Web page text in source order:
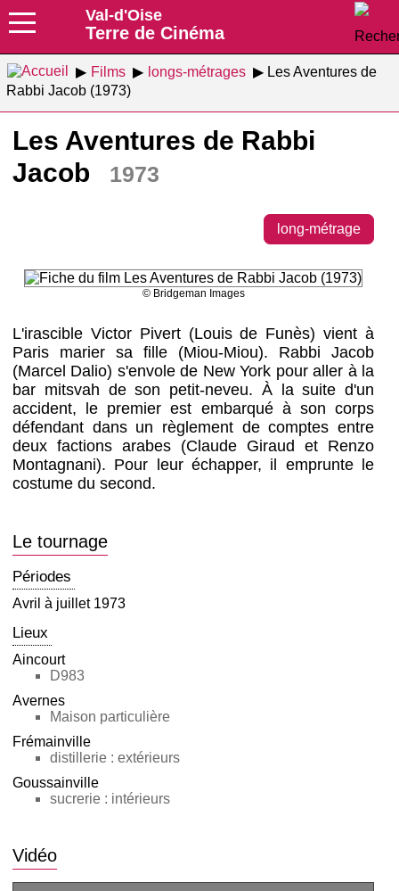
Val-d'Oise
Terre de Cinéma
Films longs-métrages
Les Aventures de
Rabbi Jacob (1973)
Les Aventures de Rabbi
Jacob
1973
long-métrage
© Bridgeman Images
L'irascible Victor Pivert (Louis de Funès) vient à
Paris marier sa fille (Miou-Miou). Rabbi Jacob
(Marcel Dalio) s'envole de New York pour aller à la
bar mitsvah de son petit-neveu. À la suite d'un
accident, le premier est embarqué à son corps
défendant dans un règlement de comptes entre
deux factions arabes (Claude Giraud et Renzo
Montagnani). Pour leur échapper, il emprunte le
costume du second.
Le tournage
Périodes
Avril à juillet 1973
Lieux
Aincourt
D983
Avernes
Maison particulière
Frémainville
distillerie : extérieurs
Goussainville
sucrerie : intérieurs
Vidéo